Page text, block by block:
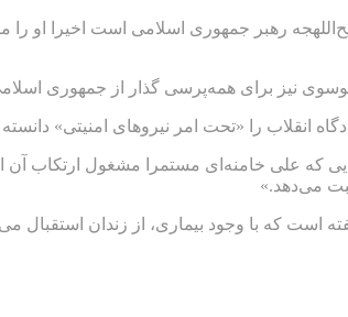
رهبر جمهوری اسلامی است اخیرا
موسوی نیز برای همه‌پرسی گذار از جمهوری
انقلاب را «تحت امر نیروهای امنیتی»
که علی‌ خامنه‌ای مستمرا مشغول
می‌دهد.»
که ۷۸ سال دارد گفته است که با وجود بیماری، از